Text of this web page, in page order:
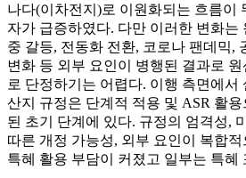
나다(이차전지)로 이원화되는 흐름이
자가 급증하였다. 다만 이러한 변화는
중 갈등, 전동화 전환, 코로나 팬데믹,
변화 등 외부 요인이 병행된 결과로
로 단정하기는 어렵다. 이행 측면에서
산지 규정은 단계적 적용 및 ASR 활
된 초기 단계에 있다. 규정의 엄격성,
따른 개정 가능성, 외부 요인이 복합
특혜 활용 부담이 커졌고 일부는 특혜